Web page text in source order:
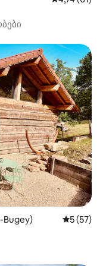
Bugey) საშუალო
5 (57)